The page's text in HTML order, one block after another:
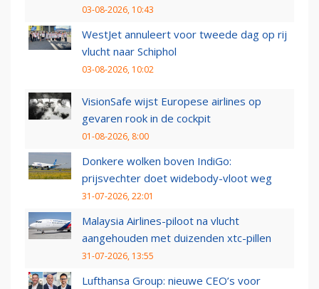
03-08-2026, 10:43
WestJet annuleert voor tweede dag op rij
vlucht naar Schiphol
03-08-2026, 10:02
VisionSafe wijst Europese airlines op
gevaren rook in de cockpit
01-08-2026, 8:00
Donkere wolken boven IndiGo:
prijsvechter doet widebody-vloot weg
31-07-2026, 22:01
Malaysia Airlines-piloot na vlucht
aangehouden met duizenden xtc-pillen
31-07-2026, 13:55
Lufthansa Group: nieuwe CEO’s voor